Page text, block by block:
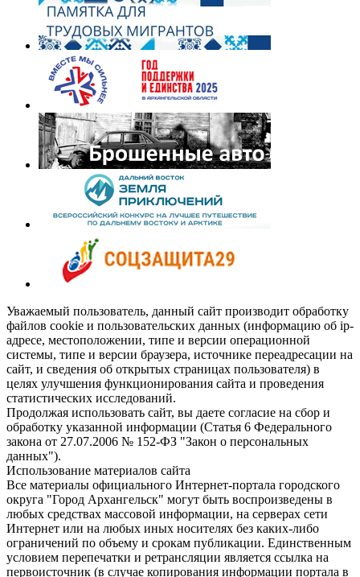
Уважаемый пользователь, данный сайт производит обработку
файлов cookie и пользовательских данных (информацию об ip-
адресе, местоположении, типе и версии операционной
системы, типе и версии браузера, источнике переадресации на
сайт, и сведения об открытых страницах пользователя) в
целях улучшения функционирования сайта и проведения
статистических исследований.
Продолжая использовать сайт, вы даете согласие на сбор и
обработку указанной информации (Статья 6 Федерального
закона от 27.07.2006 № 152-ФЗ "Закон о персональных
данных").
Использование материалов сайта
Все материалы официального Интернет-портала городского
округа "Город Архангельск" могут быть воспроизведены в
любых средствах массовой информации, на серверах сети
Интернет или на любых иных носителях без каких-либо
ограничений по объему и срокам публикации. Единственным
условием перепечатки и ретрансляции является ссылка на
первоисточник (в случае копирования информации портала в